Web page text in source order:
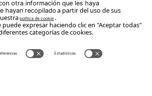
Copyright Flou 2026
la configuración de privacidad